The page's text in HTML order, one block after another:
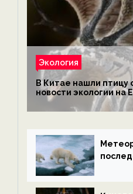
Экология
В Китае нашли птицу
новости экологии на